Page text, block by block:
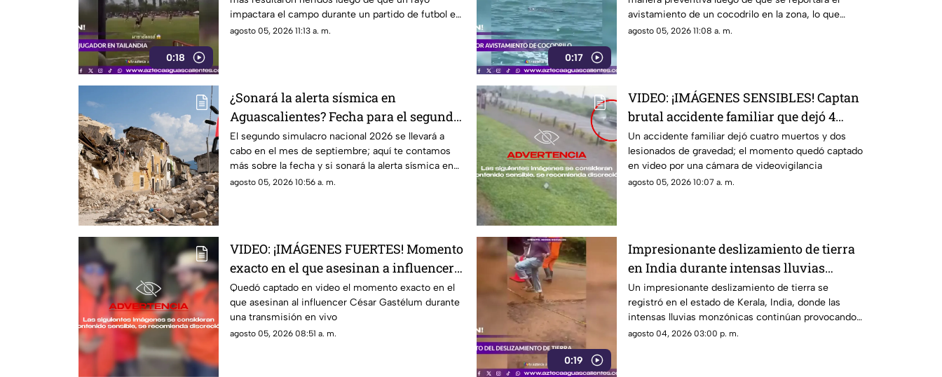
0:18
impactara el campo durante un partido de futbol en
la provincia de Narathiwat, Tailandia
agosto 05, 2026 11:13 a. m.
0:17
avistamiento de un cocodrilo en la zona, lo que
movilizó a los cuerpos de emergencia
agosto 05, 2026 11:08 a. m.
¿Sonará la alerta sísmica en
Aguascalientes? Fecha para el segundo
simulacro nacional 2026
El segundo simulacro nacional 2026 se llevará a
cabo en el mes de septiembre; aquí te contamos
más sobre la fecha y si sonará la alerta sísmica en
Aguascalientes
agosto 05, 2026 10:56 a. m.
VIDEO: ¡IMÁGENES SENSIBLES! Captan
brutal accidente familiar que dejó 4
muertos y 2 lesionados
Un accidente familiar dejó cuatro muertos y dos
lesionados de gravedad; el momento quedó captado
en video por una cámara de videovigilancia
agosto 05, 2026 10:07 a. m.
VIDEO: ¡IMÁGENES FUERTES! Momento
exacto en el que asesinan a influencer
César Gastélum durante transmisión en
vivo
Quedó captado en video el momento exacto en el
que asesinan al influencer César Gastélum durante
una transmisión en vivo
agosto 05, 2026 08:51 a. m.
0:19
Impresionante deslizamiento de tierra
en India durante intensas lluvias
monzónicas
Un impresionante deslizamiento de tierra se
registró en el estado de Kerala, India, donde las
intensas lluvias monzónicas continúan provocando
emergencias y elevando el riesgo de derrumbes
agosto 04, 2026 03:00 p. m.